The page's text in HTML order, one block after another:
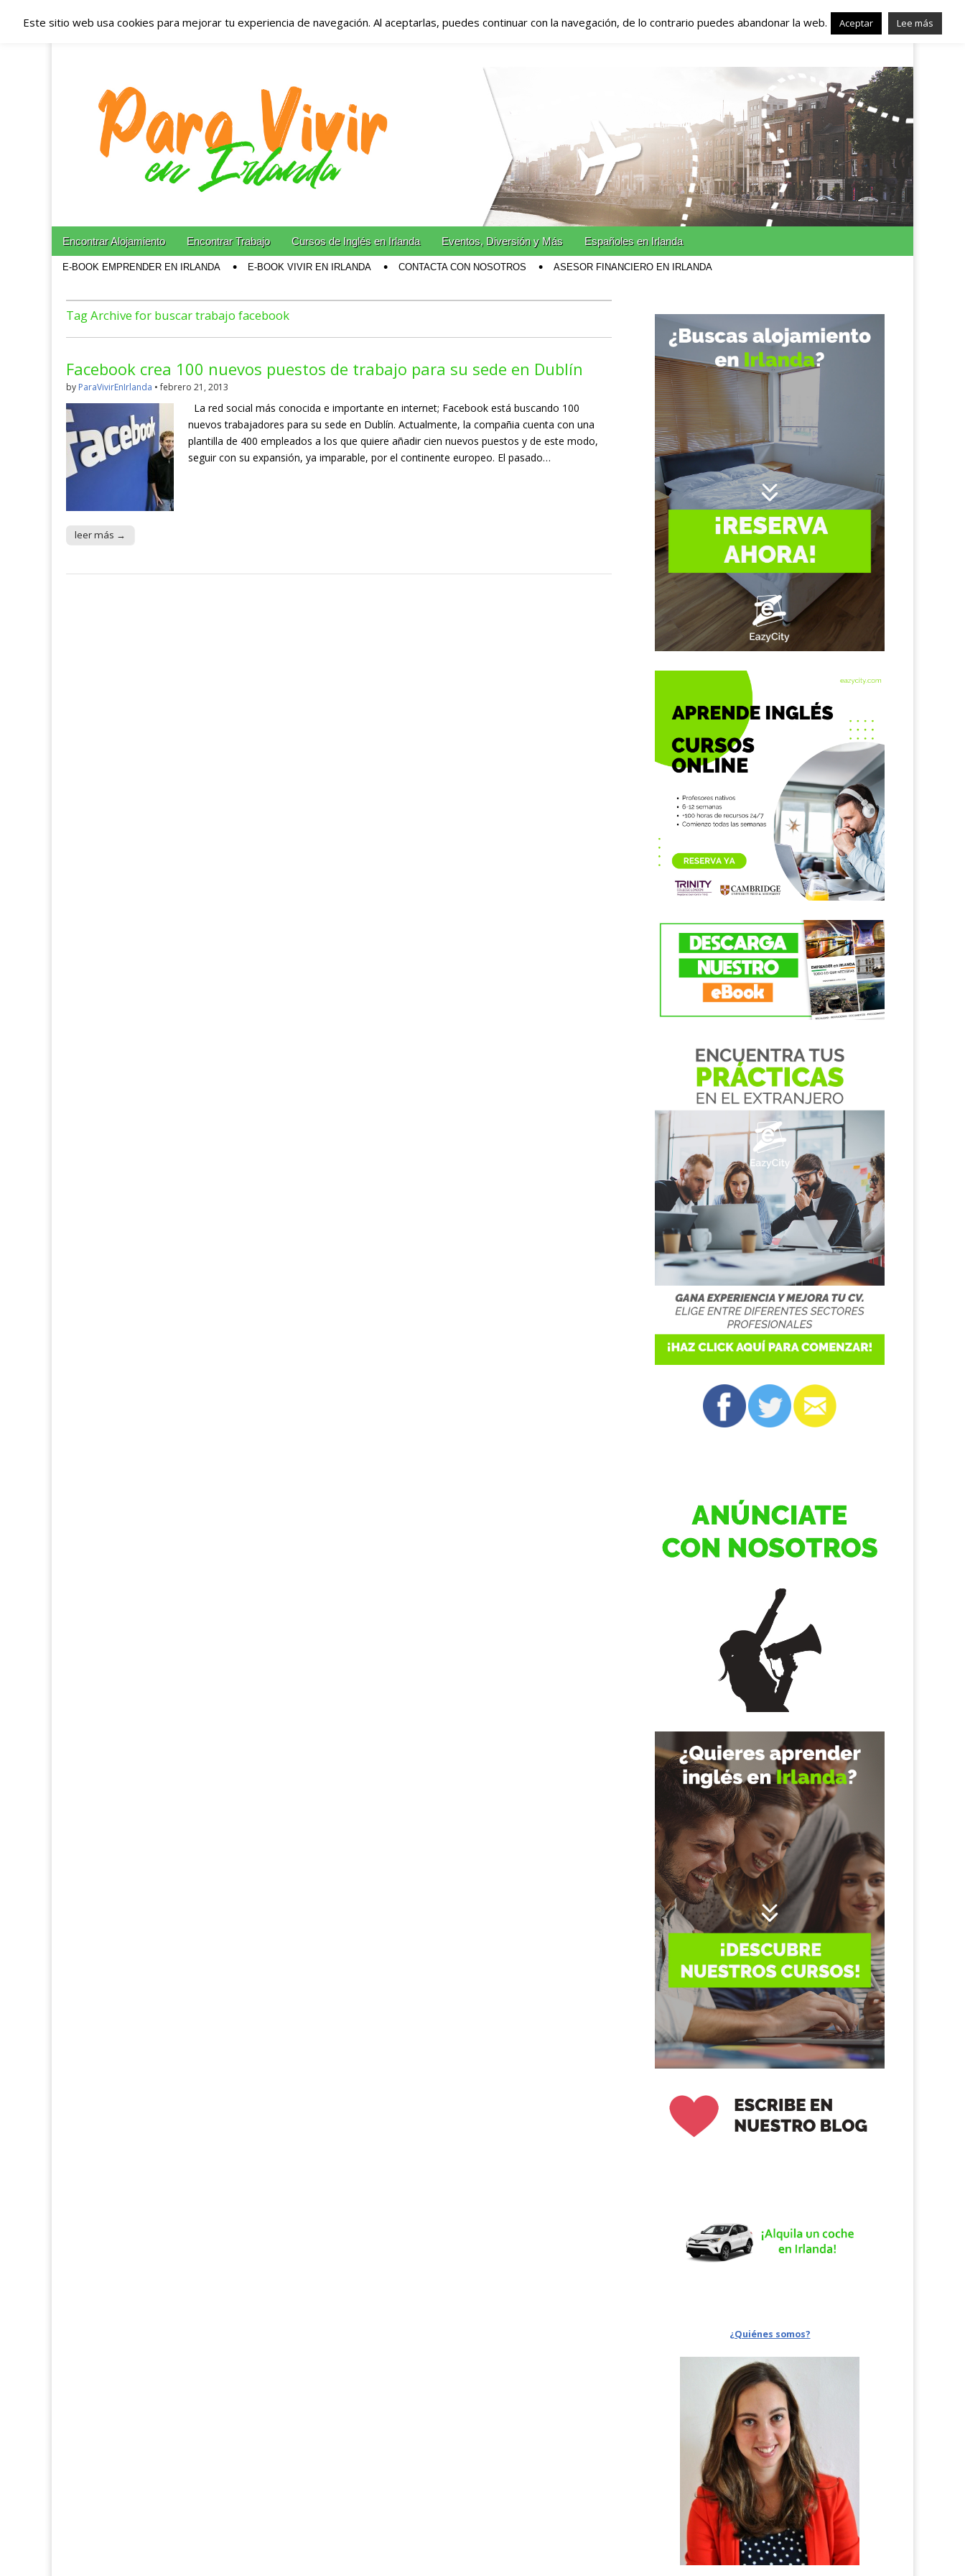
Españoles en Irlanda – Vivir en Irlanda – Trabajo en
Irlanda – Alojamiento en Irlanda
Blog dedicado a los que viven, estudian y trabajan en Irlanda!
Main menu
Skip to content
Encontrar Alojamiento Encontrar Trabajo Cursos de Inglés en Irlanda Eventos, Diversión y Más Españoles en Irlanda
E-BOOK EMPRENDER EN IRLANDA E-BOOK VIVIR EN IRLANDA CONTACTA CON NOSOTROS ASESOR FINANCIERO EN IRLANDA
Tag Archive for buscar trabajo facebook
Facebook crea 100 nuevos puestos de trabajo para su sede en Dublín
by ParaVivirEnIrlanda •febrero 21, 2013
La red social más conocida e importante en internet; Facebook está buscando 100
nuevos trabajadores para su sede en Dublín. Actualmente, la compañia cuenta con una
plantilla de 400 empleados a los que quiere añadir cien nuevos puestos y de este modo,
seguir con su expansión, ya imparable, por el continente europeo. El pasado…
leer más →
¿Quiénes somos?
Este sitio web usa cookies para mejorar tu experiencia de navegación. Al aceptarlas, puedes continuar con la navegación, de lo contrario puedes abandonar la web. Aceptar Lee más